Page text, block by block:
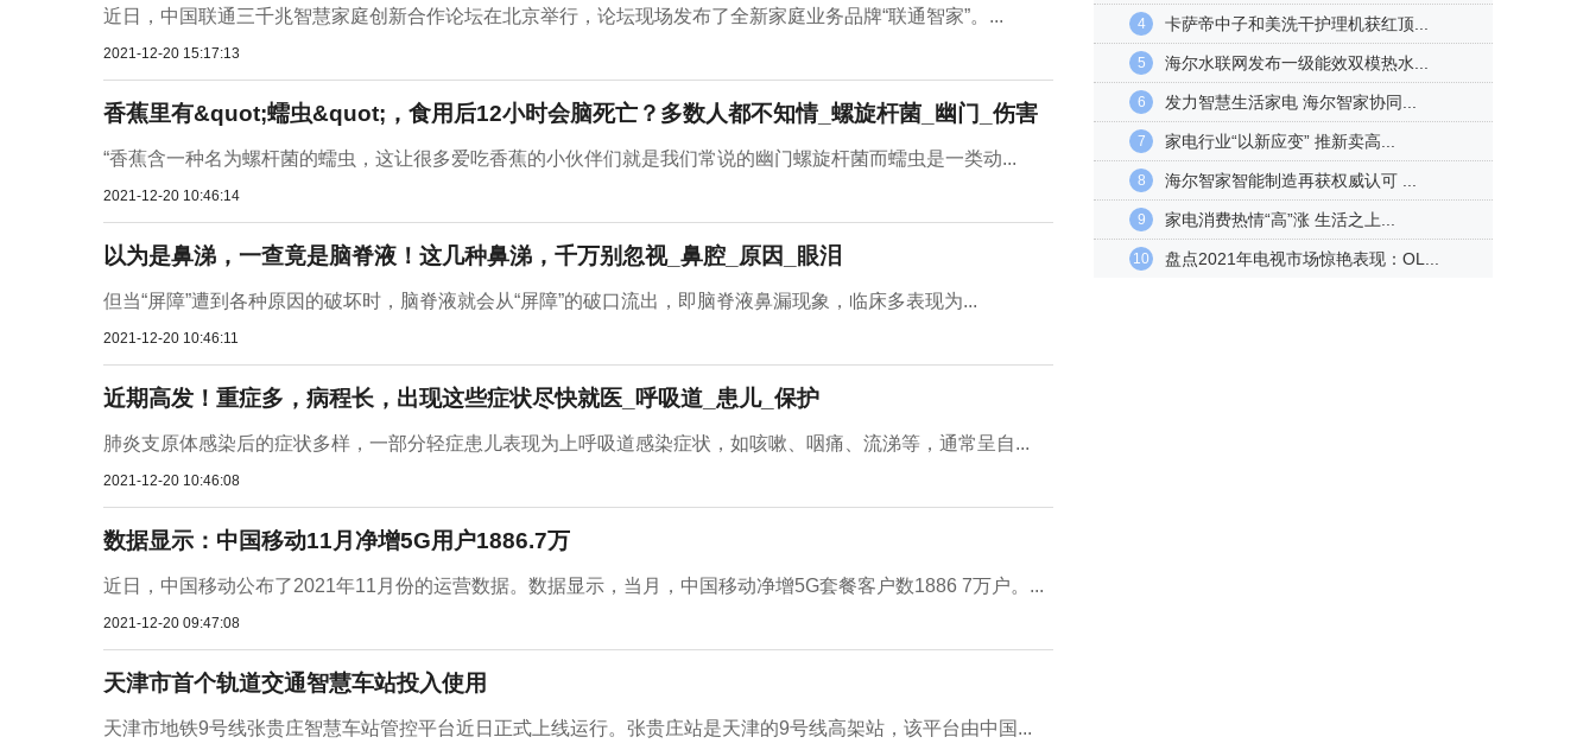
近日，中国联通三千兆智慧家庭创新合作论坛在北京举行，论坛现场发布了全新家庭业务品牌“联通智家”。...
2021-12-20 15:17:13
香蕉里有&quot;蠕虫&quot;，食用后12小时会脑死亡？多数人都不知情_螺旋杆菌_幽门_伤害
“香蕉含一种名为螺杆菌的蠕虫，这让很多爱吃香蕉的小伙伴们就是我们常说的幽门螺旋杆菌而蠕虫是一类动...
2021-12-20 10:46:14
以为是鼻涕，一查竟是脑脊液！这几种鼻涕，千万别忽视_鼻腔_原因_眼泪
但当“屏障”遭到各种原因的破坏时，脑脊液就会从“屏障”的破口流出，即脑脊液鼻漏现象，临床多表现为...
2021-12-20 10:46:11
近期高发！重症多，病程长，出现这些症状尽快就医_呼吸道_患儿_保护
肺炎支原体感染后的症状多样，一部分轻症患儿表现为上呼吸道感染症状，如咳嗽、咽痛、流涕等，通常呈自...
2021-12-20 10:46:08
数据显示：中国移动11月净增5G用户1886.7万
近日，中国移动公布了2021年11月份的运营数据。数据显示，当月，中国移动净增5G套餐客户数1886 7万户。...
2021-12-20 09:47:08
天津市首个轨道交通智慧车站投入使用
天津市地铁9号线张贵庄智慧车站管控平台近日正式上线运行。张贵庄站是天津的9号线高架站，该平台由中国...
4 卡萨帝中子和美洗干护理机获红顶...
5 海尔水联网发布一级能效双模热水...
6 发力智慧生活家电 海尔智家协同...
7 家电行业“以新应变” 推新卖高...
8 海尔智家智能制造再获权威认可 ...
9 家电消费热情“高”涨 生活之上...
10 盘点2021年电视市场惊艳表现：OL...